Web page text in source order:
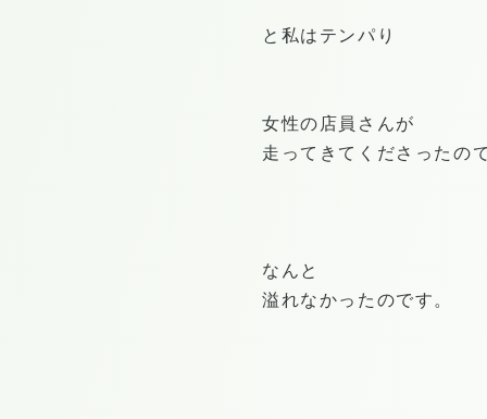
と私はテンパり
女性の店員さんが
走ってきてくださったの
なんと
溢れなかったのです。